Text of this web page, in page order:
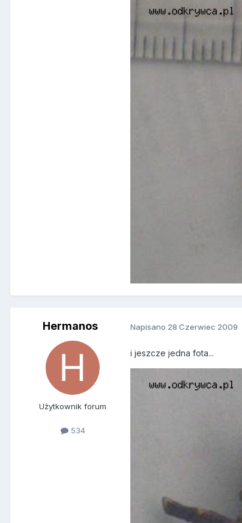
Hermanos
Użytkownik forum
534
Napisano 28 Czerwiec 2009
i jeszcze jedna fota...